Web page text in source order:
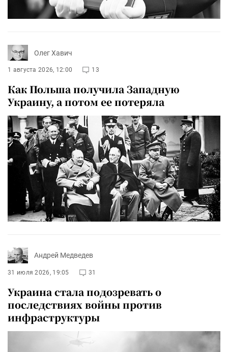
Олег Хавич
1 августа 2026, 12:00 13
Как Польша получила Западную
Украину, а потом ее потеряла
Андрей Медведев
31 июля 2026, 19:05 31
Украина стала подозревать о
последствиях войны против
инфраструктуры